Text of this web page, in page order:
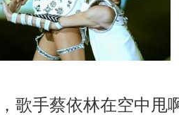
歌手蔡依林在空中甩